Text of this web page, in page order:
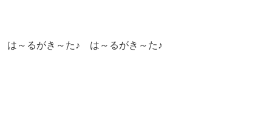
は～るがき～た♪ は～るがき～た♪